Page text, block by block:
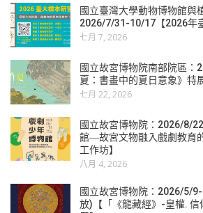
國立臺灣大學動物博物館與
2026/7/31-10/17【2026年
七月 7, 2026
國立故宮博物院南部院區
夏：書畫中的夏日意象》特
七月 22, 2026
國立故宮博物院：2026/8/22
館―故宮文物融入戲劇教育
工作坊】
八月 4, 2026
國立故宮博物院：2026/5/
放)【「《龍藏經》-皇權.